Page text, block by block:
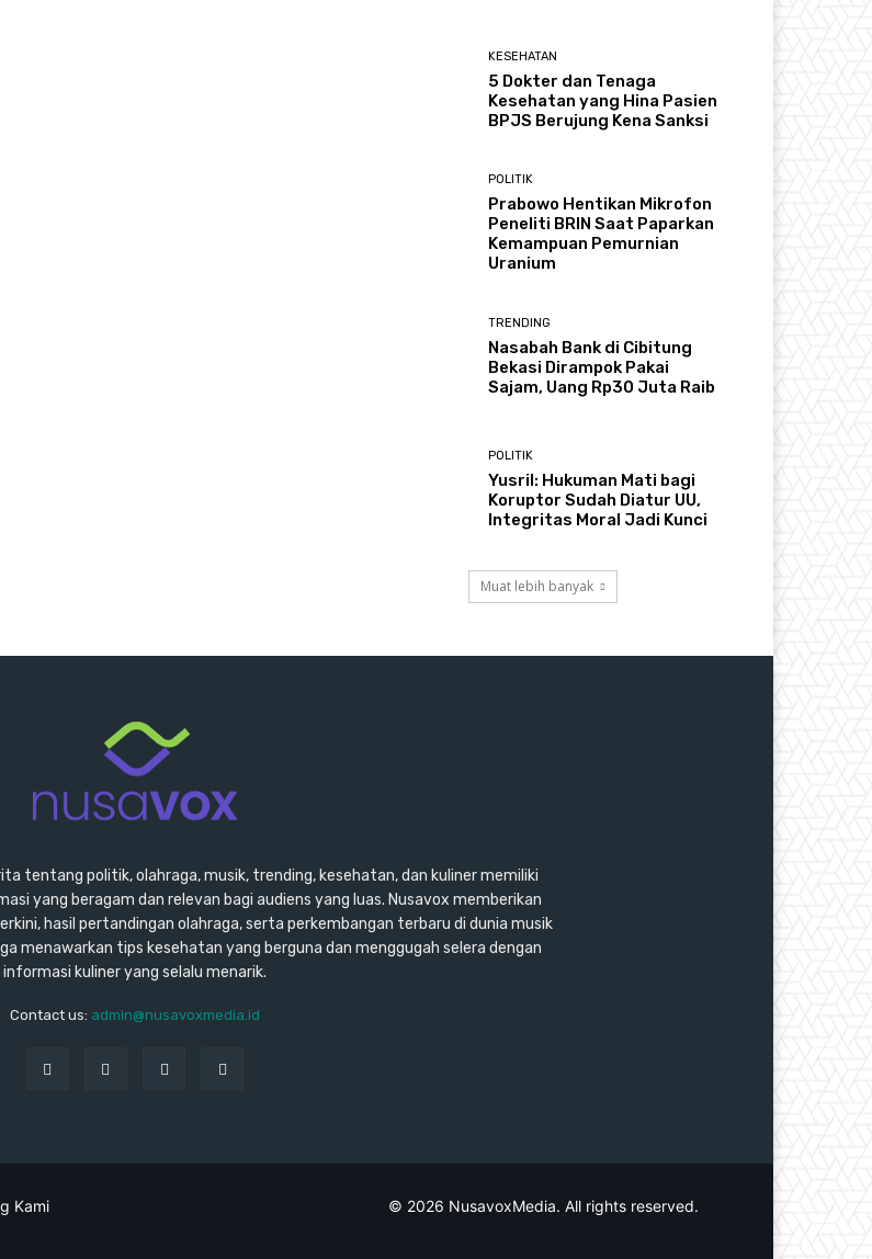
KESEHATAN
5 Dokter dan Tenaga
Kesehatan yang Hina Pasien
BPJS Berujung Kena Sanksi
POLITIK
Prabowo Hentikan Mikrofon
Peneliti BRIN Saat Paparkan
Kemampuan Pemurnian
Uranium
TRENDING
Nasabah Bank di Cibitung
Bekasi Dirampok Pakai
Sajam, Uang Rp30 Juta Raib
POLITIK
Yusril: Hukuman Mati bagi
Koruptor Sudah Diatur UU,
Integritas Moral Jadi Kunci
Muat lebih banyak
tentang politik, olahraga, musik, trending, kesehatan, dan kuliner memiliki
yang beragam dan relevan bagi audiens yang luas. Nusavox memberikan
hasil pertandingan olahraga, serta perkembangan terbaru di dunia musik
menawarkan tips kesehatan yang berguna dan menggugah selera dengan
informasi kuliner yang selalu menarik.
Contact us: admin@nusavoxmedia.id
Kami © 2026 NusavoxMedia. All rights reserved.